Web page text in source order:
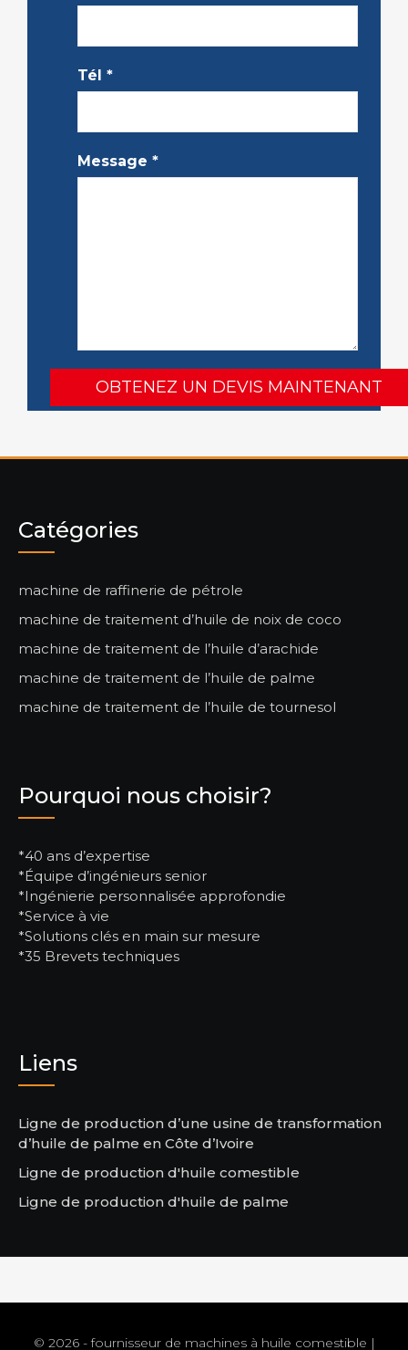
Tél *
Message *
Catégories
machine de raffinerie de pétrole
machine de traitement d’huile de noix de coco
machine de traitement de l’huile d’arachide
machine de traitement de l’huile de palme
machine de traitement de l’huile de tournesol
Pourquoi nous choisir?
*40 ans d’expertise
*Équipe d’ingénieurs senior
*Ingénierie personnalisée approfondie
*Service à vie
*Solutions clés en main sur mesure
*35 Brevets techniques
Liens
Ligne de production d’une usine de transformation
d’huile de palme en Côte d’Ivoire
Ligne de production d'huile comestible
Ligne de production d'huile de palme
© 2026 - fournisseur de machines à huile comestible |